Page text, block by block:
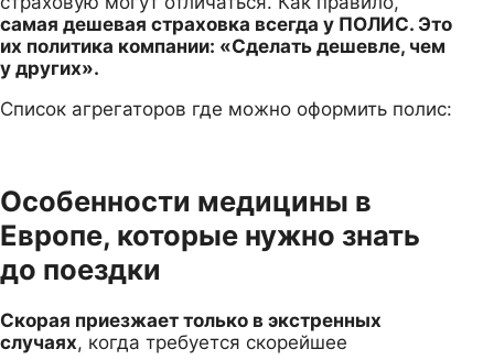
самая дешевая страховка всегда у ПОЛИС. Это
их политика компании: «Сделать дешевле, чем
у других».
Список агрегаторов где можно оформить полис:
Особенности медицины в
Европе, которые нужно знать
до поездки
Скорая приезжает только в экстренных
случаях, когда требуется скорейшее